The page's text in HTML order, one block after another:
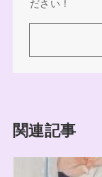
関連記事